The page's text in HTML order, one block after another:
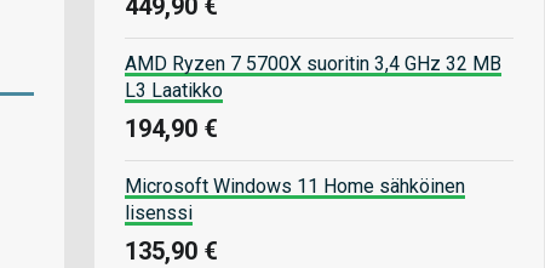
449,90 €
AMD Ryzen 7 5700X suoritin 3,4 GHz 32 MB
L3 Laatikko
194,90 €
Microsoft Windows 11 Home sähköinen
lisenssi
135,90 €